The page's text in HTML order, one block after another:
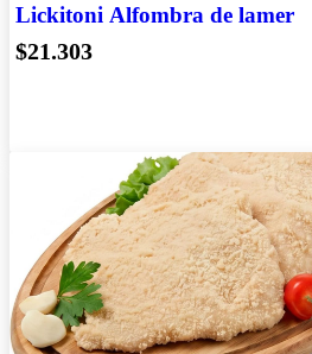
Lickitoni Alfombra de lamer
$21.303